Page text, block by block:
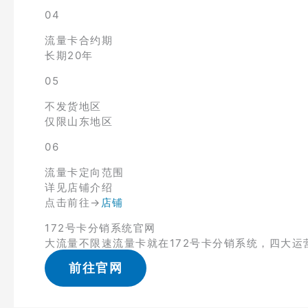
04
流量卡合约期
长期20年
05
不发货地区
仅限山东地区
06
流量卡定向范围
详见店铺介绍
点击前往→ 店铺
172号卡分销系统官网
大流量不限速流量卡就在172号卡分销系统，四大运
前往官网